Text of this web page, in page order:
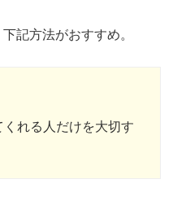
記方法がおすすめ。
れる人だけを大切す